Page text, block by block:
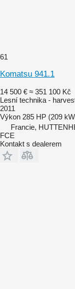
61
Komatsu 941.1
14 500 € ≈ 351 100 Kč
Lesní technika -
2011
Výkon 285 HP (209
Francie,
FCE
Kontakt s dealerem